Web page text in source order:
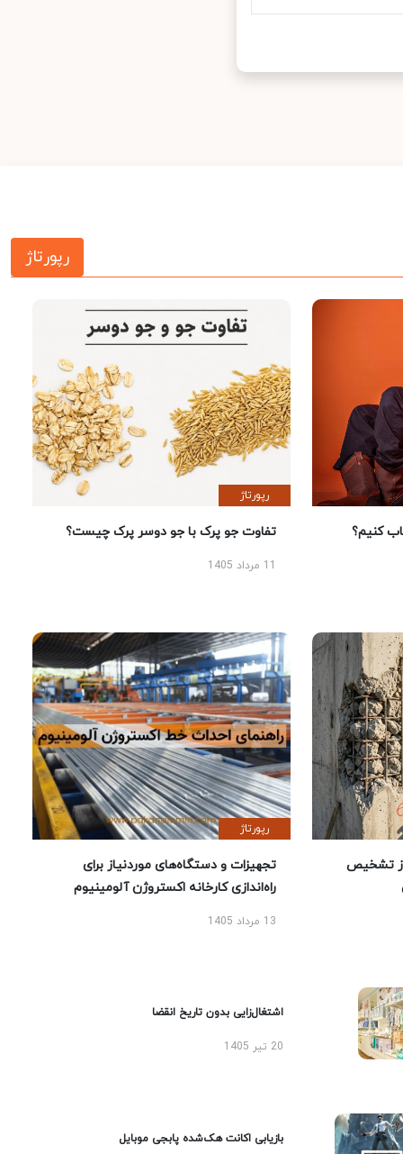
رپورتاژ
کنیم؟
رپورتاژ
تفاوت جو پرک با جو دوسر پرک چیست؟
تشخیص
رپورتاژ
تجهیزات و دستگاه‌های موردنیاز برای
راه‌اندازی کارخانه اکستروژن آلومینیوم
13 مرداد 1405
اشتغال‌زایی بدون تاریخ انقضا
20 تیر 1405
بازیابی اکانت هک‌شده پابجی موبایل